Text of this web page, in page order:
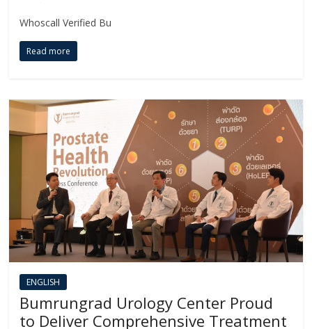
Whoscall Verified Bu
Read more
ENGLISH​
Bumrungrad Urology Center Proud
to Deliver Comprehensive Treatment